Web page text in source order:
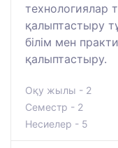
технологиялар
қалыптастыру
білім мен
қалыптастыру.
Оқу жылы - 2
Семестр - 2
Несиелер - 5